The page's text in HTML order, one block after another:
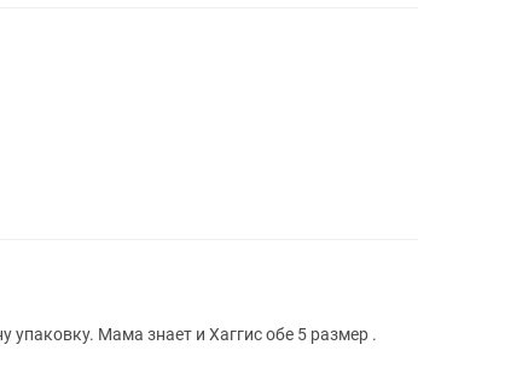
Мама знает и Хаггис обе 5 размер .